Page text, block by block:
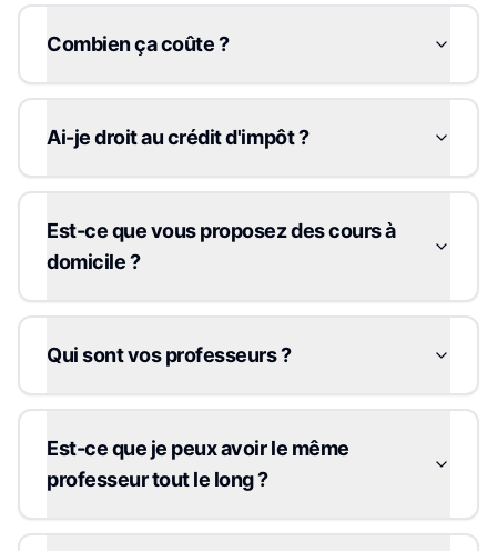
Combien ça coûte ?
Ai-je droit au crédit d'impôt ?
Est-ce que vous proposez des cours à
domicile ?
Qui sont vos professeurs ?
Est-ce que je peux avoir le même
professeur tout le long ?